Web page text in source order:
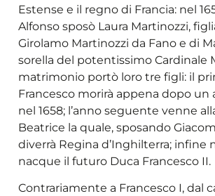
Estense e il regno di Francia: nel
Alfonso sposò Laura Martinozzi,
Girolamo Martinozzi da Fano e di
sorella del potentissimo Cardinale
matrimonio portò loro tre figli: il
Francesco morirà appena dopo un
nel 1658; l’anno seguente venne
Beatrice la quale, sposando
diverrà Regina d’Inghilterra; infine
nacque il futuro Duca Francesco II.
Contrariamente a Francesco I, dal